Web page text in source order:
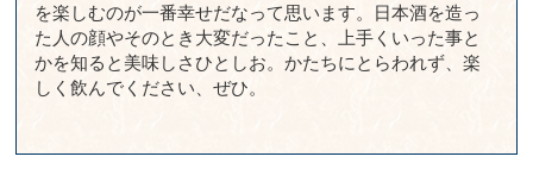
を楽しむのが一番幸せだなって思います。日本酒を造っ
た人の顔やそのとき大変だったこと、上手くいった事と
かを知ると美味しさひとしお。かたちにとらわれず、楽
しく飲んでください、ぜひ。